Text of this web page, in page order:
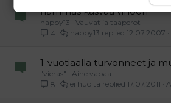
hammas kasvaa vinoon
happy13
Vauvat ja taaperot
4
12.07.2007
happy13
1-vuotiaalla turvonneet ja
"vieras"
Aihe vapaa
8
17.07.2011
ei huolta